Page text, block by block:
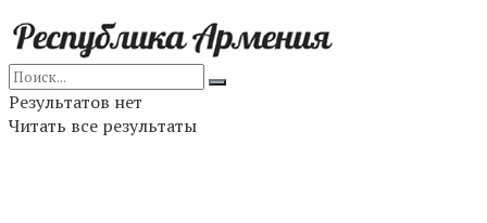
Результатов нет
Читать все результаты